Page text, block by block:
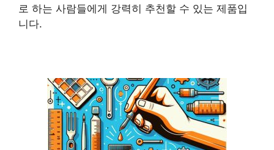
로 하는 사람들에게 강력히 추천할 수 있는 제품입
니다.